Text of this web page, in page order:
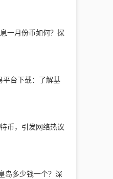
一月份币如何？探
平台下载：了解基
币，引发网络热议
岛多少钱一个？深